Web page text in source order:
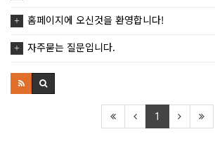
홈페이지에 오신것을 환영합니다!
자주묻는 질문입니다.
1